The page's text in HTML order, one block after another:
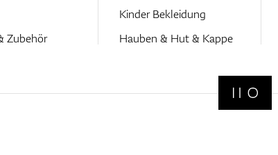
Zubehör
Kinder Bekleidung
Hauben & Hut & Kappe